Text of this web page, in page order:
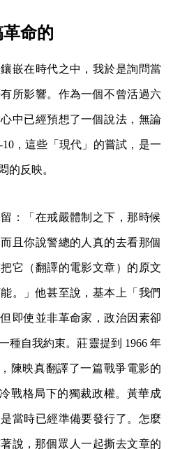
命的
嵌在時代之中，我於是詢問當
所影響。作為一個不曾活過六
中已經預想了一個說法，無論
，這些「現代」的嘗試，是一
的反映。
：「在戒嚴體制之下，那時候
且你說警總的人真的去看那個
它（翻譯的電影文章）的原文
。」他甚至說，基本上「我們
即使並非革命家，政治因素卻
種自我約束。莊靈提到 1966 年
陳映真翻譯了一篇戰爭電影的
戰格局下的獨裁政權。黃華成
當時已經準備要發行了。怎麼
說，那個眾人一起撕去文章的